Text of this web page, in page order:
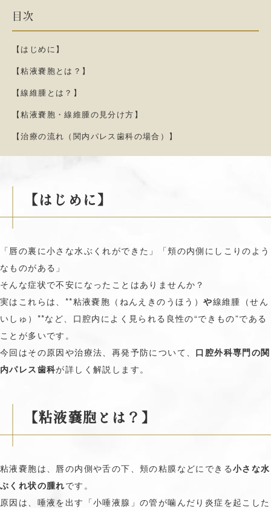
目次
【はじめに】
【粘液嚢胞とは？】
【線維腫とは？】
【粘液嚢胞・線維腫の見分け方】
【治療の流れ（関内パレス歯科の場合）】
【はじめに】
「唇の裏に小さな水ぶくれができた」「頬の内側にしこりのよう
なものがある」
そんな症状で不安になったことはありませんか？
実はこれらは、**粘液嚢胞（ねんえきのうほう）や線維腫（せん
いしゅ）**など、口腔内によく見られる良性の“できもの”である
ことが多いです。
今回はその原因や治療法、再発予防について、 口腔外科専門の関
内パレス歯科が詳しく解説します。
【粘液嚢胞とは？】
粘液嚢胞は、唇の内側や舌の下、頬の粘膜などにできる小さな水
ぶくれ状の腫れです。
原因は、唾液を出す「小唾液腺」の管が噛んだり炎症を起こした